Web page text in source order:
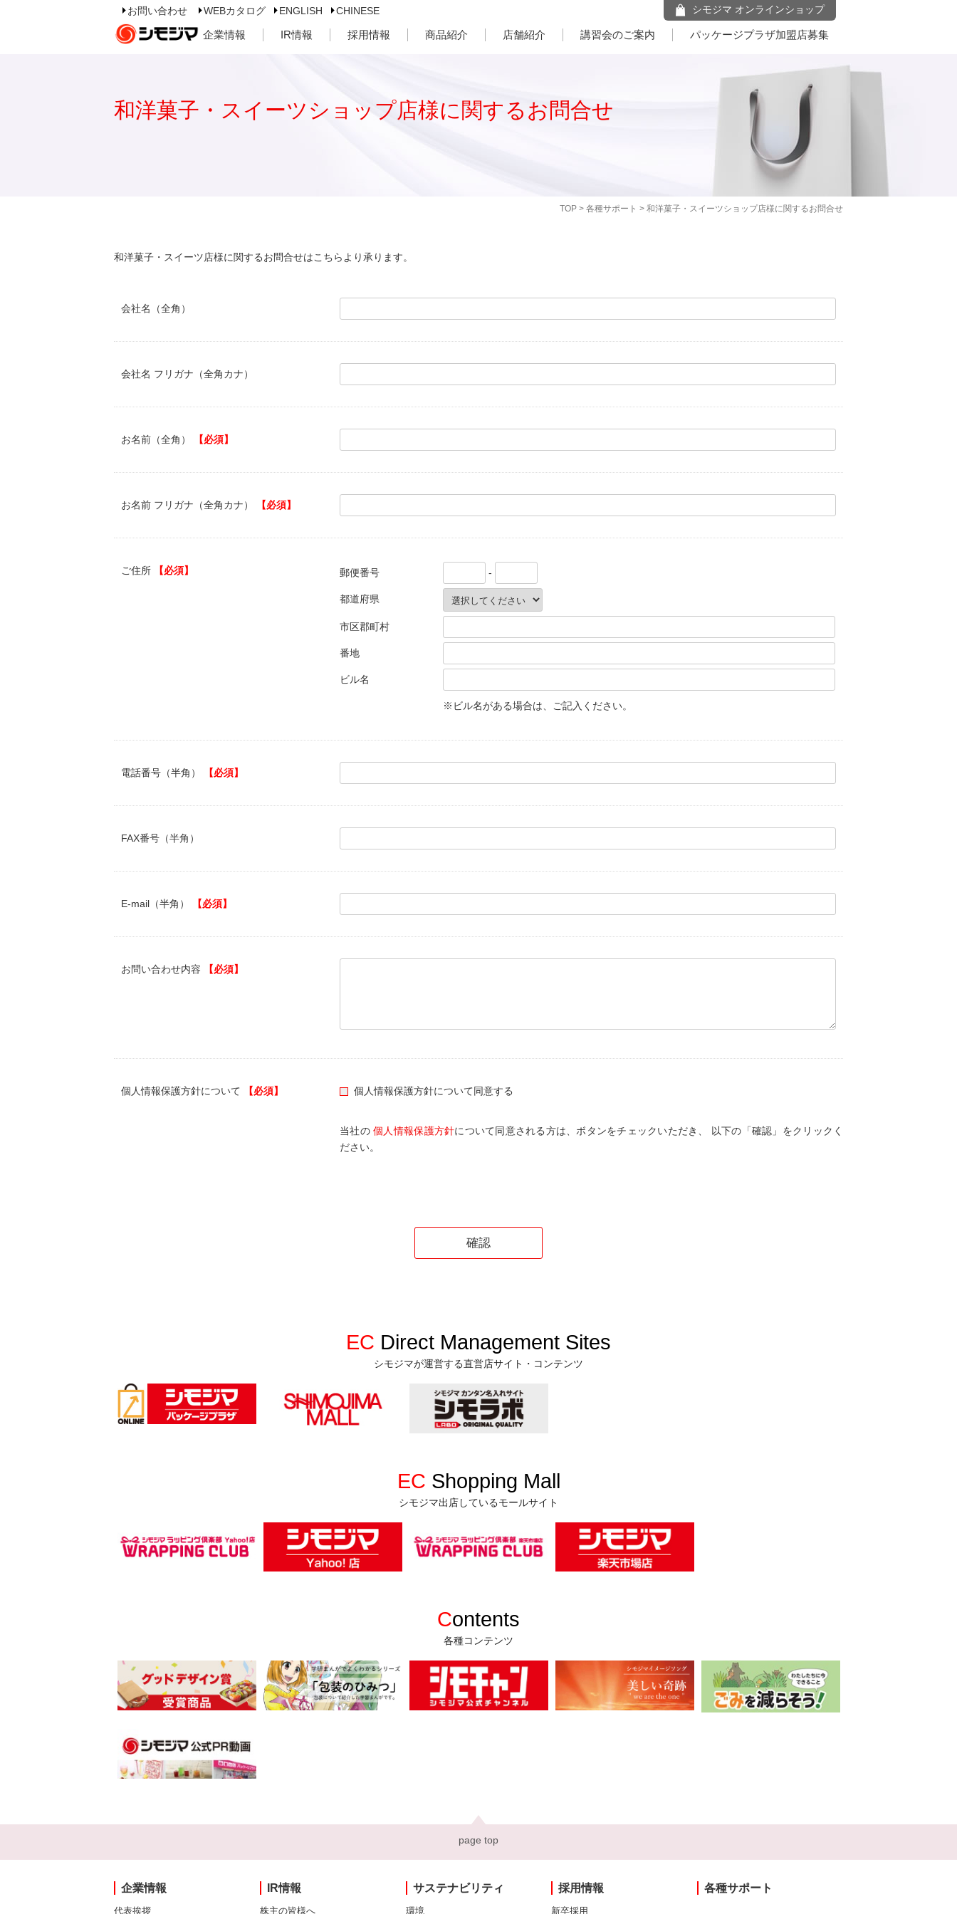
お問い合わせ WEBカタログ ENGLISH CHINESE シモジマ オンラインショップ
企業情報 IR情報 採用情報 商品紹介 店舗紹介 講習会のご案内 パッケージプラザ加盟店募集
TOP > 各種サポート > 和洋菓子・スイーツショップ店様に関するお問合せ
和洋菓子・スイーツショップ店様に関するお問合せ
和洋菓子・スイーツ店様に関するお問合せはこちらより承ります。
会社名（全角）
会社名 フリガナ（全角カナ）
お名前（全角） 【必須】
お名前 フリガナ（全角カナ） 【必須】
ご住所 【必須】 郵便番号 -
都道府県
市区郡町村
番地
ビル名
※ビル名がある場合は、ご記入ください。
電話番号（半角） 【必須】
FAX番号（半角）
E-mail（半角） 【必須】
お問い合わせ内容 【必須】
個人情報保護方針について 【必須】 個人情報保護方針について同意する
当社の個人情報保護方針について同意される方は、ボタンをチェックいただき、 以下の「確認」をクリックく
ださい。
EC Direct Management Sites
シモジマが運営する直営店サイト・コンテンツ
EC Shopping Mall
シモジマ出店しているモールサイト
Contents
各種コンテンツ
page top
企業情報
代表挨拶
IR情報
株主の皆様へ
サステナビリティ
環境
採用情報
新卒採用
各種サポート